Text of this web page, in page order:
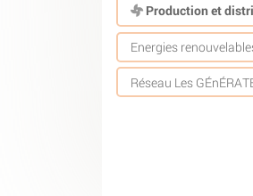
Production et
Energies
Réseau Les